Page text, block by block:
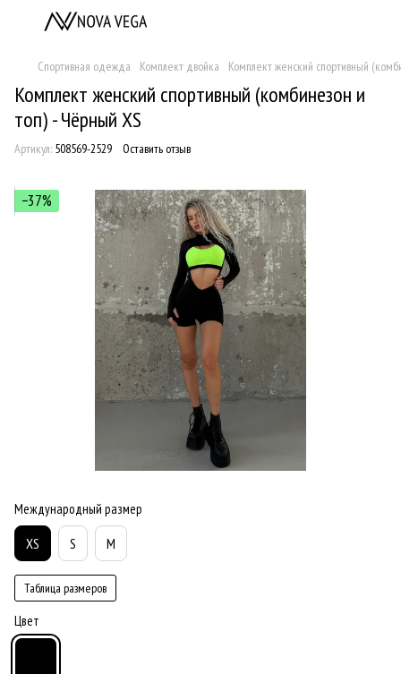
Спортивная одежда Комплект двойка Комплект женский спортивный
Комплект женский спортивный (комбинезон и
топ) - Чёрный XS
Артикул: 508569-2529 Оставить отзыв
−37%
Международный размер
XS S M
Таблица размеров
Цвет